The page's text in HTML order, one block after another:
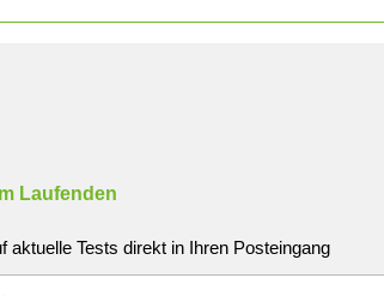
Laufenden
aktuelle Tests direkt in Ihren Posteingang